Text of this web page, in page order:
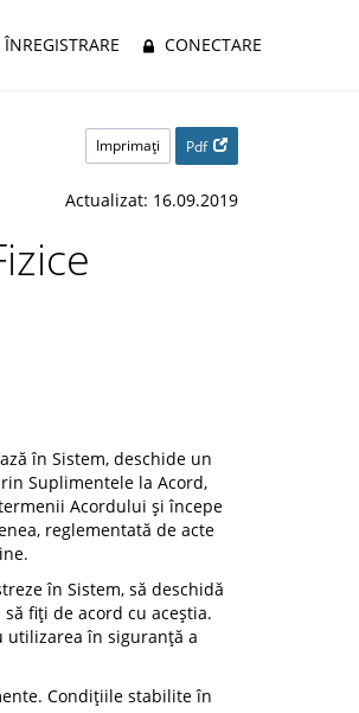
ÎNREGISTRARE CONECTARE
Imprimaţi Pdf
Actualizat: 16.09.2019
în Sistem, deschide un
Suplimentele la Acord,
Acordului și începe
reglementată de acte
în Sistem, să deschidă
fiți de acord cu aceștia.
utilizarea în siguranță a
Condițiile stabilite în